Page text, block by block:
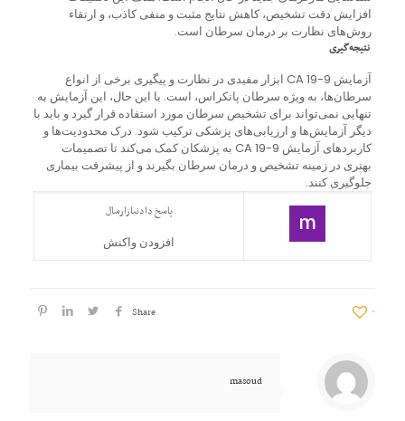
افزایش دقت تشخیص، کاهش نتایج مثبت و منفی کاذب، و ارتقاء
روش‌های نظارت بر درمان سرطان است.
نتیجه‌گیری
آزمایش CA 19-9 ابزار مفیدی در نظارت و پیگیری برخی از انواع
سرطان‌ها، به ویژه سرطان پانکراس، است. با این حال، این آزمایش به
تنهایی نمی‌تواند برای تشخیص سرطان مورد استفاده قرار گیرد و باید با
دیگر آزمایش‌ها و ارزیابی‌های پزشکی ترکیب شود. درک محدودیت‌ها و
کاربردهای آزمایش CA 19-9 به پزشکان کمک می‌کند تا تصمیمات
بهتری در زمینه تشخیص و درمان سرطان بگیرند و از پیشرفت بیماری
جلوگیری کنند.
پاسخ دادنبازارسال
افزودن واکنش
Share ۰
masoud